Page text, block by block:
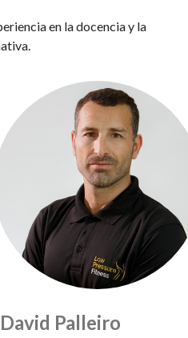
en la docencia y la
David Palleiro